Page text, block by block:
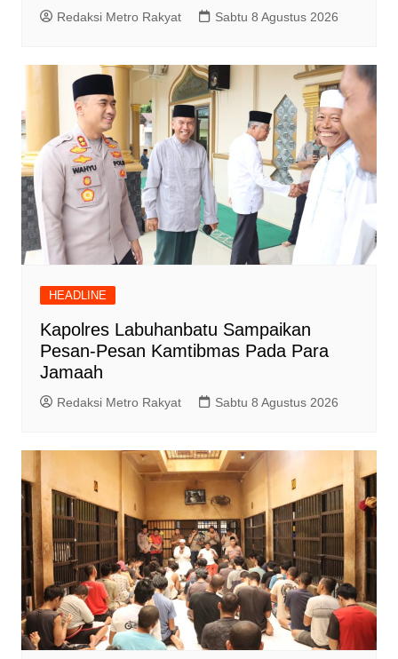
Redaksi Metro Rakyat Sabtu 8 Agustus 2026
HEADLINE
Kapolres Labuhanbatu Sampaikan
Pesan-Pesan Kamtibmas Pada Para
Jamaah
Redaksi Metro Rakyat Sabtu 8 Agustus 2026